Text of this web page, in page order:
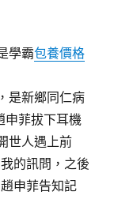
學霸包養價格
是新鄉同仁病
申菲拔下耳機
世人遇上前
的訊問，之後
申菲告知記